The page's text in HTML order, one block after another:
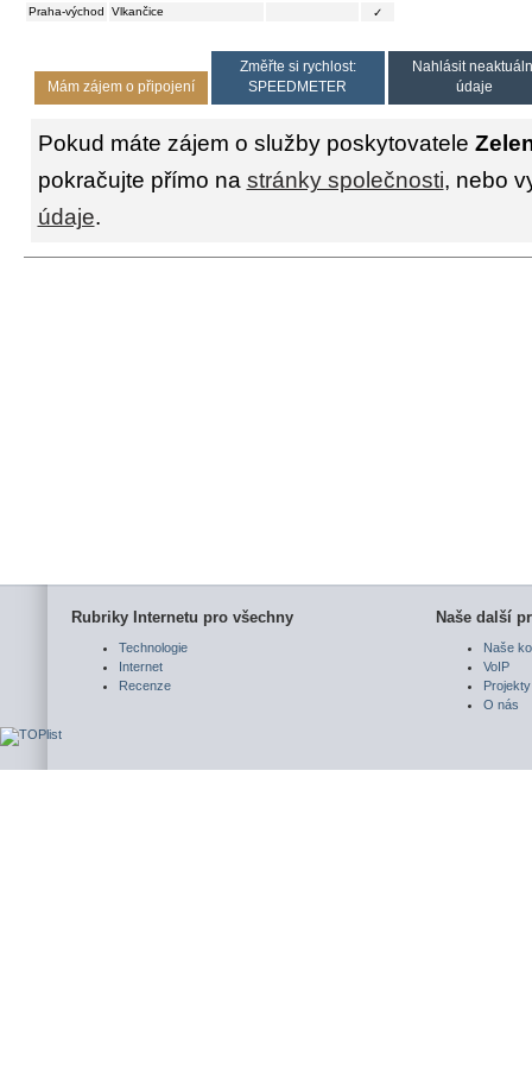
Praha-východ
Vlkančice ✓
Mám zájem o připojení
Změřte si rychlost:
SPEEDMETER
Nahlásit
údaje
Pokud máte zájem o služby poskytovatele
pokračujte přímo na stránky společnosti, nebo
údaje.
Rubriky Internetu pro všechny
Technologie
Internet
Recenze
Naše další
Naše
VoIP
Projekty
O nás